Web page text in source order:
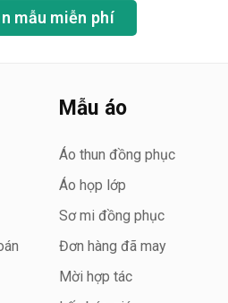
mẫu miễn phí
Mẫu áo
Áo thun đồng phục
Áo họp lớp
Sơ mi đồng phục
Đơn hàng đã may
Mời hợp tác